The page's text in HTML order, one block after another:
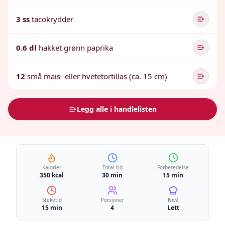
3 ss tacokrydder
0.6 dl hakket grønn paprika
12 små mais- eller hvetetortillas (ca. 15 cm)
Legg alle i handlelisten
Kalorier
350 kcal
Total tid
30 min
Forberedelse
15 min
Steketid
15 min
Porsjoner
4
Nivå
Lett